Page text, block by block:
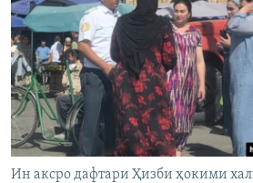
Ин аксро дафтари Ҳизби ҳокими